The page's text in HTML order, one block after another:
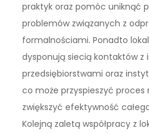
praktyk oraz pomóc uniknąć
problemów związanych z
formalnościami. Ponadto
dysponują siecią kontaktów z
przedsiębiorstwami oraz
co może przyspieszyć proces
zwiększyć efektywność
Kolejną zaletą współpracy z